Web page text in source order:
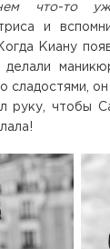
что-то
и
Киану
сладостями,
руку, чтобы